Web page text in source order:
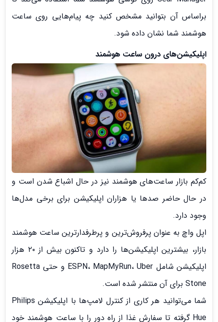
براساس آن بتوانید مشخص کنید چه پیام‌هایی روی ساعت
هوشمند شما نشان داده شود.
اپلیکیشن‌های درون ساعت هوشمند
کم‌کم بازار ساعت‌های هوشمند نیز در حال اشباع شدن است و
در حال حاضر صدها یا هزاران اپلیکیشن برای برخی مدل‌ها
وجود دارد.
اپل واچ به عنوان پرفروش‌ترین و پرطرفدارترین ساعت هوشمند
بازار، بیشترین اپلیکیشن‌ها را دارد و تاکنون بیش از ۲۰ هزار
اپلیکیشن شامل ESPN، MapMyRun، Uber و حتی Rosetta
Stone برای آن منتشر شده است.
شما می‌توانید هر کاری از کنترل لامپ‌ها با اپلیکیشن Philips
Hue گرفته تا سفارش غذا از راه دور را با ساعت هوشمند خود